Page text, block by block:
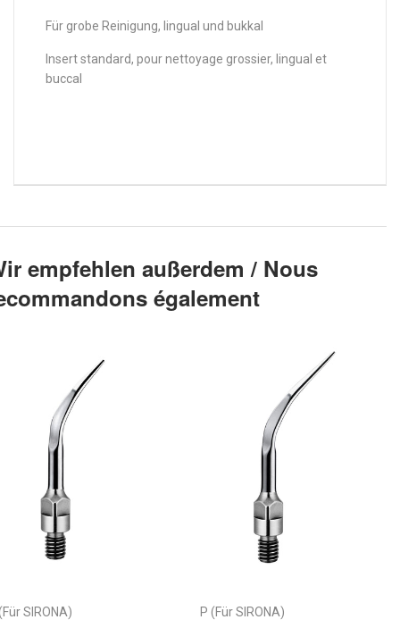
Für grobe Reinigung, lingual und bukkal
Insert standard, pour nettoyage grossier, lingual et
buccal
empfehlen außerdem / Nous
également
SIRONA) P (Für SIRONA)